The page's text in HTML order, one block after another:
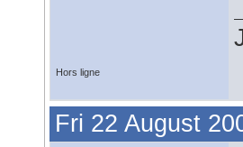
Hors ligne
Fri 22 August